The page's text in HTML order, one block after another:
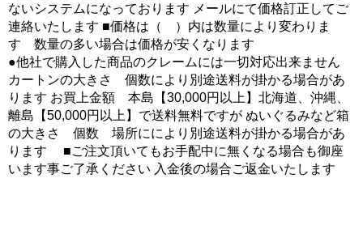
ないシステムになっております メールにて価格訂正してご
連絡いたします ■価格は（ ）内は数量により変わりま
す 数量の多い場合は価格が安くなります
●他社で購入した商品のクレームには一切対応出来ません
カートンの大きさ 個数により別途送料が掛かる場合があ
ります お買上金額 本島【30,000円以上】北海道、沖縄、
離島【50,000円以上】で送料無料ですが ぬいぐるみなど箱
の大きさ 個数 場所ににより別途送料が掛かる場合があ
ります ■ご注文頂いてもお手配中に無くなる場合も御座
います事ご了承ください 入金後の場合ご返金いたします